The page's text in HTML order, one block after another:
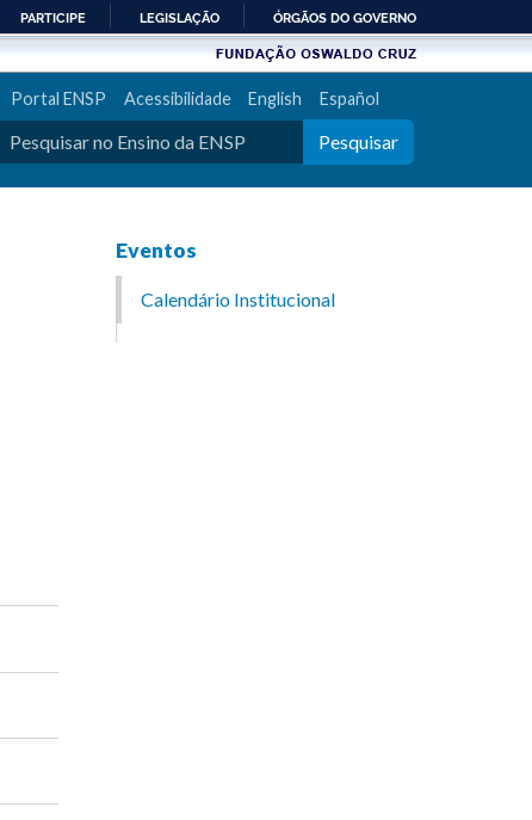
PARTICIPE LEGISLAÇÃO ÓRGÃOS DO GOVERNO
Portal ENSP Acessibilidade English Español
Pesquisar
Eventos
Calendário Institucional